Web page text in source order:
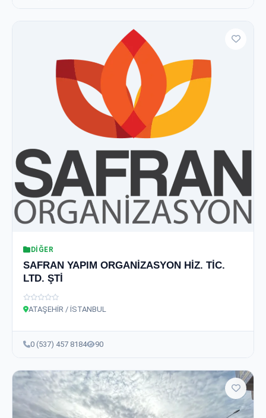
DIĞER
SAFRAN YAPIM ORGANİZASYON HİZ. TİC.
LTD. ŞTİ
ATAŞEHİR / İSTANBUL
0 (537) 457 8184 90